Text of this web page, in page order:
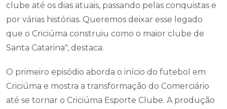
clube até os dias atuais, passando pelas conquistas e
por várias histórias. Queremos deixar esse legado
que o Criciúma construiu como o maior clube de
Santa Catarina", destaca.
O primeiro episódio aborda o início do futebol em
Criciúma e mostra a transformação do Comerciário
até se tornar o Criciúma Esporte Clube. A produção